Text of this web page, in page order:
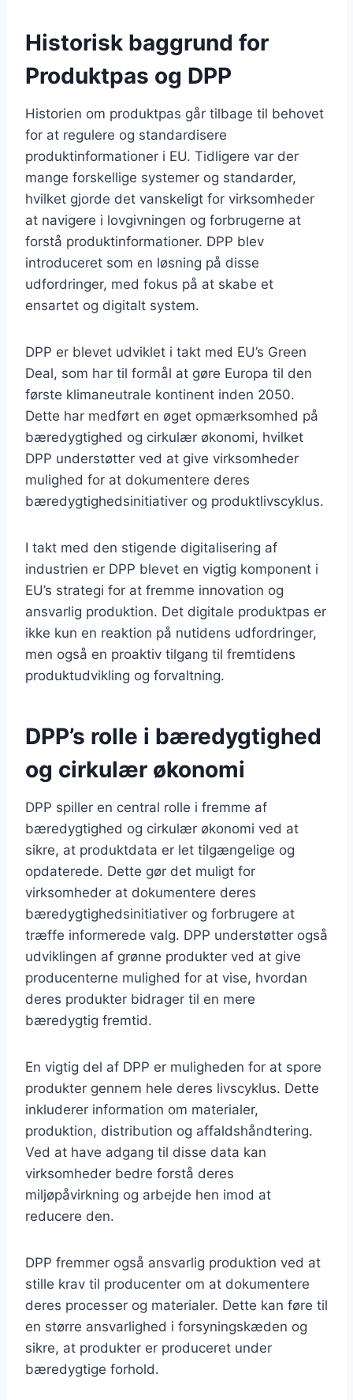
Historisk baggrund for
Produktpas og DPP
Historien om produktpas går tilbage til behovet
for at regulere og standardisere
produktinformationer i EU. Tidligere var der
mange forskellige systemer og standarder,
hvilket gjorde det vanskeligt for virksomheder
at navigere i lovgivningen og forbrugerne at
forstå produktinformationer. DPP blev
introduceret som en løsning på disse
udfordringer, med fokus på at skabe et
ensartet og digitalt system.
DPP er blevet udviklet i takt med EU’s Green
Deal, som har til formål at gøre Europa til den
første klimaneutrale kontinent inden 2050.
Dette har medført en øget opmærksomhed på
bæredygtighed og cirkulær økonomi, hvilket
DPP understøtter ved at give virksomheder
mulighed for at dokumentere deres
bæredygtighedsinitiativer og produktlivscyklus.
I takt med den stigende digitalisering af
industrien er DPP blevet en vigtig komponent i
EU’s strategi for at fremme innovation og
ansvarlig produktion. Det digitale produktpas er
ikke kun en reaktion på nutidens udfordringer,
men også en proaktiv tilgang til fremtidens
produktudvikling og forvaltning.
DPP’s rolle i bæredygtighed
og cirkulær økonomi
DPP spiller en central rolle i fremme af
bæredygtighed og cirkulær økonomi ved at
sikre, at produktdata er let tilgængelige og
opdaterede. Dette gør det muligt for
virksomheder at dokumentere deres
bæredygtighedsinitiativer og forbrugere at
træffe informerede valg. DPP understøtter også
udviklingen af grønne produkter ved at give
producenterne mulighed for at vise, hvordan
deres produkter bidrager til en mere
bæredygtig fremtid.
En vigtig del af DPP er muligheden for at spore
produkter gennem hele deres livscyklus. Dette
inkluderer information om materialer,
produktion, distribution og affaldshåndtering.
Ved at have adgang til disse data kan
virksomheder bedre forstå deres
miljøpåvirkning og arbejde hen imod at
reducere den.
DPP fremmer også ansvarlig produktion ved at
stille krav til producenter om at dokumentere
deres processer og materialer. Dette kan føre til
en større ansvarlighed i forsyningskæden og
sikre, at produkter er produceret under
bæredygtige forhold.